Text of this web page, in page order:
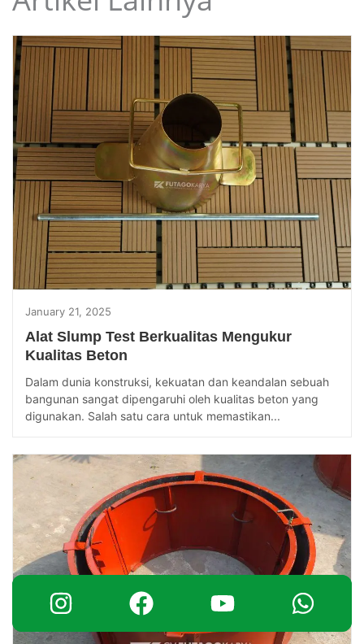
January 21, 2025
Alat Slump Test Berkualitas Mengukur
Kualitas Beton
Dalam dunia konstruksi, kekuatan dan keandalan sebuah
bangunan sangat dipengaruhi oleh kualitas beton yang
digunakan. Salah satu cara untuk memastikan...